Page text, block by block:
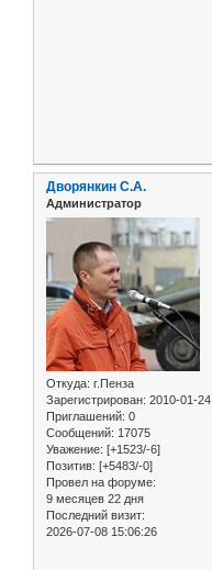
Дворянкин С.А.
Администратор
Откуда: г.Пенза
Зарегистрирован: 2010-01-24
Приглашений: 0
Сообщений: 17075
Уважение: [+1523/-6]
Позитив: [+5483/-0]
Провел на форуме:
9 месяцев 22 дня
Последний визит:
2026-07-08 15:06:26